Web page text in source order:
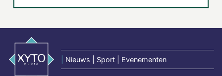
Nieuws | Sport | Evenementen